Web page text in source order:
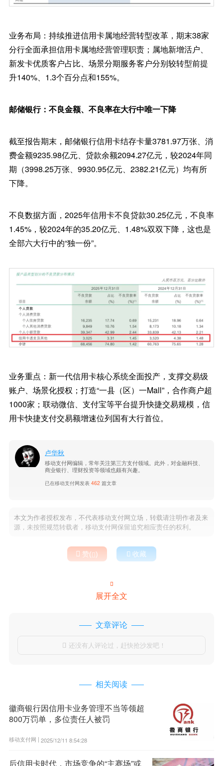
业务布局：持续推进信用卡属地经营转型改革，期末38家
分行全面承担信用卡属地经营管理职责；属地新增活户、
新发卡优质客户占比、场景分期服务客户分别较转型前提
升140%、1.3个百分点和155%。
邮储银行：不良金额、不良率在大行中唯一下降
截至报告期末，邮储银行信用卡结存卡量3781.97万张、消
费金额9235.98亿元、贷款余额2094.27亿元，较2024年同
期（3998.25万张、9930.95亿元、2382.21亿元）均有所
下降。
不良数据方面，2025年信用卡不良贷款30.25亿元，不良率
1.45%，较2024年的35.20亿元、1.48%双双下降，这也是
全部六大行中的“独一份”。
业务重点：新一代信用卡核心系统全面投产，支撑交易级
账户、场景化授权；打造“一县（区）一Mall”，合作商户超
1000家；联动微信、支付宝等平台提升快捷交易规模，信
用卡快捷支付交易额增速位列国有大行首位。
卢华秋
移动支付网编辑，常年关注第三方支付领域。此外，对金融科技、
商业银行、理财投资等领域也颇有兴趣。
已在移动支付网发表462 篇文章
本文为作者授权发布，不代表移动支付网立场，转载请注明作者及来
源，未按照规范转载者，移动支付网保留追究相应责任的权利。
 赞()  收藏

展开全文
文章评论
 还没有人评论过，赶快抢沙发吧！
相关阅读
徽商银行因信用卡业务管理不当等领超
800万罚单，多位责任人被罚
移动支付网 | 2025/12/11 8:54:28
后信用卡时代，市场竞争的“主赛场”或